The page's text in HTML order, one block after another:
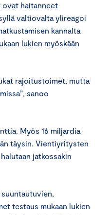
haitanneet
valtiovalta ylireagoi
kannalta
lukien myöskään
rajoitustoimet, mutta
sanoo
Myös 16 miljardia
täysin. Vientiyritysten
jatkossakin
testaus mukaan lukien